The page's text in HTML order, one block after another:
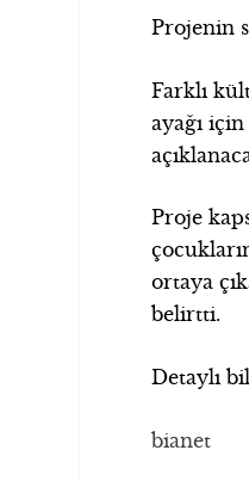
Projenin
Farklı
ayağı
Proje
ortaya
belirtti.
Detaylı
bianet